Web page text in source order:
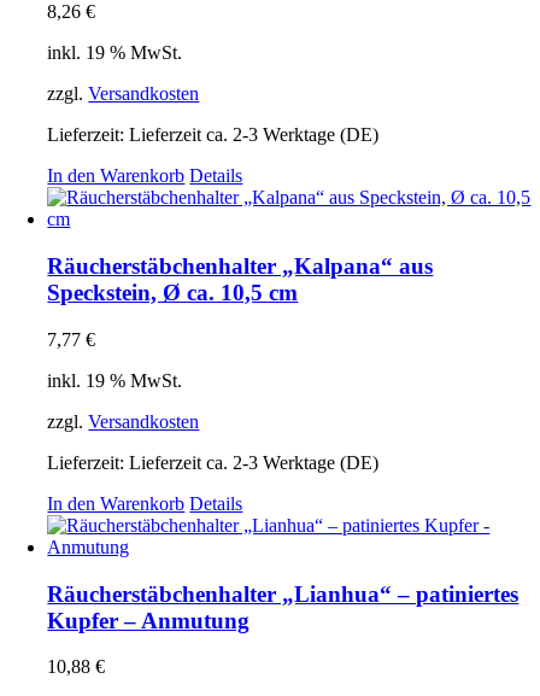
8,26€
inkl. 19 % MwSt.
zzgl.Versandkosten
Lieferzeit:Lieferzeit ca. 2-3 Werktage (DE)
In den Warenkorb Details
Räucherstäbchenhalter „Kalpana“ aus
Speckstein, Ø ca. 10,5 cm
7,77€
inkl. 19 % MwSt.
zzgl.Versandkosten
Lieferzeit:Lieferzeit ca. 2-3 Werktage (DE)
In den Warenkorb Details
Räucherstäbchenhalter „Lianhua“ – patiniertes
Kupfer – Anmutung
10,88€